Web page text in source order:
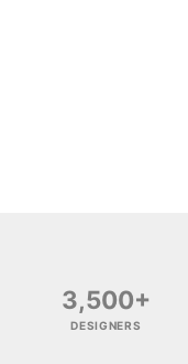
3,500+
DESIGNERS